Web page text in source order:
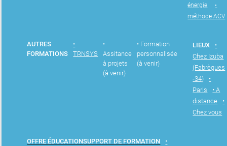
énergie
•
méthode ACV
AUTRES
FORMATIONS
•
TRNSYS
•
Assitance
à projets
(à venir)
• Formation
personnalisée
(à venir)
LIEUX
•
Chez Izuba
(Fabrègues
-34)
•
Paris
• A
distance
•
Chez vous
OFFRE ÉDUCATIONSUPPORT DE FORMATION
•